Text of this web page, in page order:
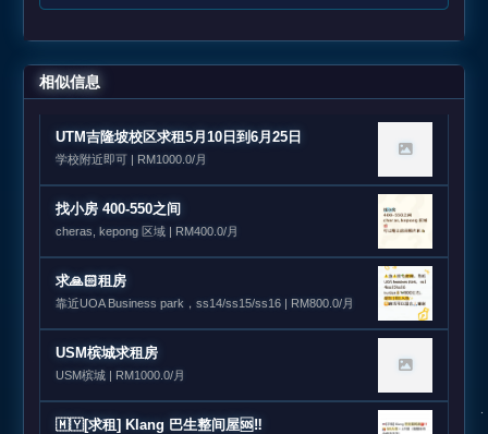
相似信息
UTM吉隆坡校区求租5月10日到6月25日
学校附近即可 | RM1000.0/月
找小房 400-550之间
cheras, kepong 区域 | RM400.0/月
求🙏🏻租房
靠近UOA Business park，ss14/ss15/ss16 | RM800.0/月
USM槟城求租房
USM槟城 | RM1000.0/月
🇲🇾[求租] Klang 巴生整间屋🆘‼️